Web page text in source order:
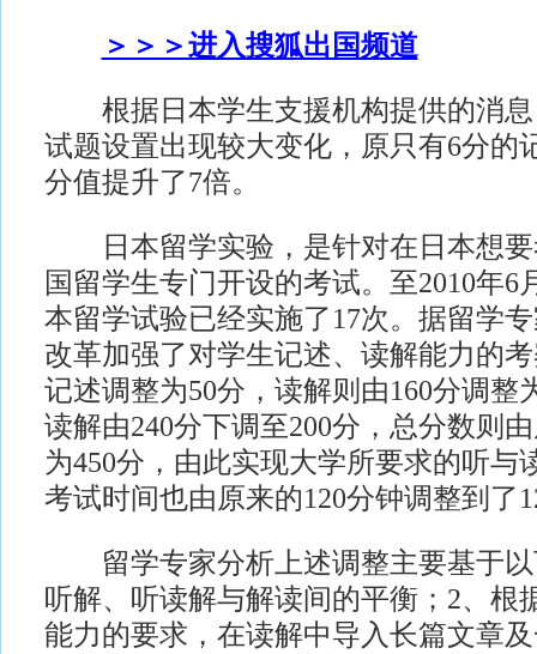
＞＞＞进入搜狐出国频道
根据日本学生支援机构提供的消息
试题设置出现较大变化，原只有6分的
分值提升了7倍。
日本留学实验，是针对在日本想要
国留学生专门开设的考试。至2010年6
本留学试验已经实施了17次。据留学
改革加强了对学生记述、读解能力的
记述调整为50分，读解则由160分调整
读解由240分下调至200分，总分数则
为450分，由此实现大学所要求的听与
考试时间也由原来的120分钟调整到了
留学专家分析上述调整主要基于以
听解、听读解与解读间的平衡；2、根
能力的要求，在读解中导入长篇文章